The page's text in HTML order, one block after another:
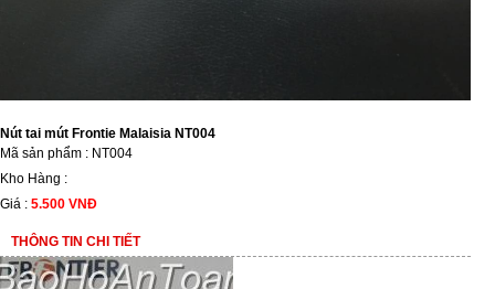
Nút tai mút Frontie Malaisia NT004
Mã sản phẩm : NT004
Kho Hàng :
Giá : 5.500 VNĐ
THÔNG TIN CHI TIẾT